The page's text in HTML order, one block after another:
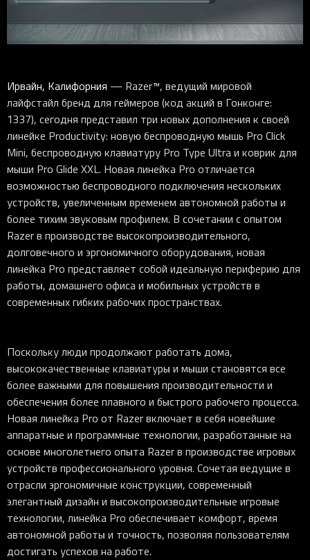
Ирвайн, Калифорния — Razer™, ведущий мировой
лайфстайл бренд для геймеров (код акций в Гонконге:
1337), сегодня представил три новых дополнения к своей
линейке Productivity: новую беспроводную мышь Pro Click
Mini, беспроводную клавиатуру Pro Type Ultra и коврик для
мыши Pro Glide XXL. Новая линейка Pro отличается
возможностью беспроводного подключения нескольких
устройств, увеличенным временем автономной работы и
более тихим звуковым профилем. В сочетании с опытом
Razer в производстве высокопроизводительного,
долговечного и эргономичного оборудования, новая
линейка Pro представляет собой идеальную периферию для
работы, домашнего офиса и мобильных устройств в
современных гибких рабочих пространствах.
Поскольку люди продолжают работать дома,
высококачественные клавиатуры и мыши становятся все
более важными для повышения производительности и
обеспечения более плавного и быстрого рабочего процесса.
Новая линейка Pro от Razer включает в себя новейшие
аппаратные и программные технологии, разработанные на
основе многолетнего опыта Razer в производстве игровых
устройств профессионального уровня. Сочетая ведущие в
отрасли эргономичные конструкции, современный
элегантный дизайн и высокопроизводительные игровые
технологии, линейка Pro обеспечивает комфорт, время
автономной работы и точность, позволяя пользователям
достигать успехов на работе.